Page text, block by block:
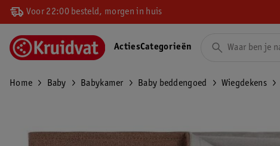
Voor 22:00 besteld, morgen in huis
ActiesCategorieën
Home Baby Babykamer Baby beddengoed Wiegdekens